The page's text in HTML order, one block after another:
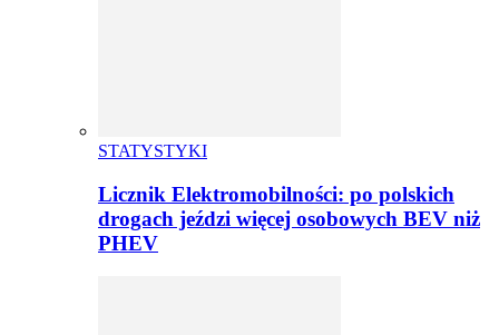
STATYSTYKI
Licznik Elektromobilności: po polskich
drogach jeździ więcej osobowych BEV niż
PHEV